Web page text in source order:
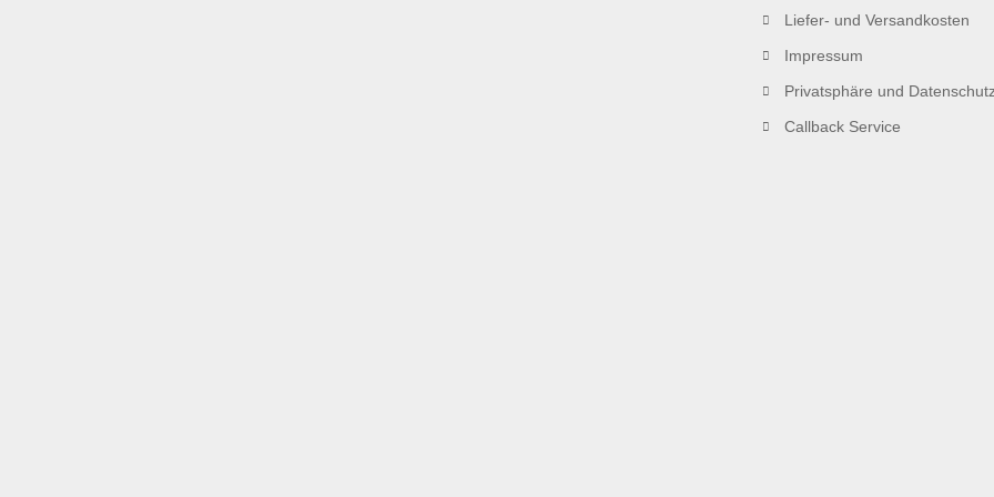
Liefer- und Versandkosten
Impressum
Privatsphäre und
Callback Service